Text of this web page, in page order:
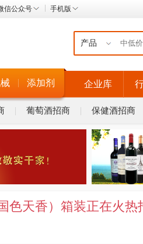
信公众号 手机版
添加剂 企业库
葡萄酒招商 保健酒招商
色天香）箱装正在火热